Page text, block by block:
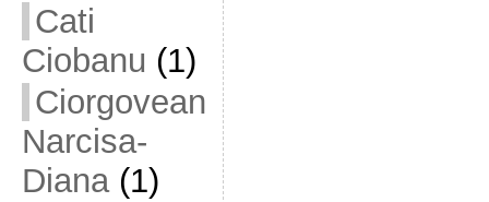
Cati
Ciobanu (1)
Ciorgovean
Narcisa-
Diana(1)